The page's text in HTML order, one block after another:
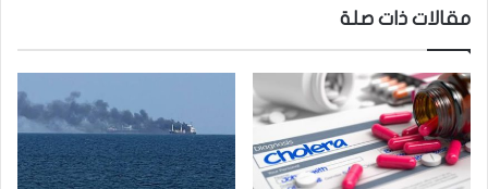
ل
و
د
ي
ت
ع
ل
ا
ق
ي
ة
-
مقالات ذات صلة